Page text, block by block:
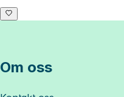
Om oss